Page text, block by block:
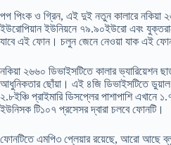
পপ পিংক ও গ্রিন, এই দুই নতুন কালারে নকিয়া
ইউরোপিয়ান ইউনিয়নে ৭৯.৯০ইউরো এবং
যাবে এই ফোন। চলুন জেনে নেওয়া যাক এই ফোন
নকিয়া ২৬৬০ ডিভাইসটিতে কালার ভ্যারিয়েশন
আধুনিকতার ছোঁয়া। এই ৪জি ডিভাইসটিতে ডুয়াল
২.৮ইঞ্চি প্রাইমারি ডিসপ্লের পাশাপাশি এখানে
ইউনিসক টি১০৭ প্রসেসর দ্বারা চলবে ফোনটি।
ফোনটিতে এমপি৩ প্লেয়ার রয়েছে, আরো আছে